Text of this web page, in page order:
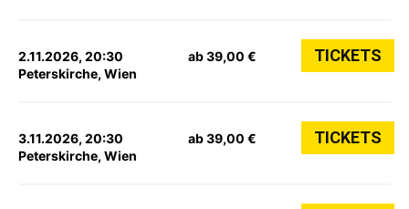
2.11.2026, 20:30
Peterskirche, Wien
ab 39,00 € TICKETS
3.11.2026, 20:30
Peterskirche, Wien
ab 39,00 € TICKETS